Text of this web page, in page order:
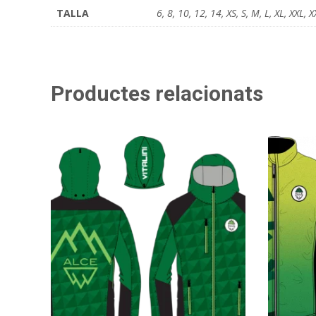
TALLA 6, 8, 10, 12, 14, XS, S, M, L, XL, XXL,
Productes relacionats